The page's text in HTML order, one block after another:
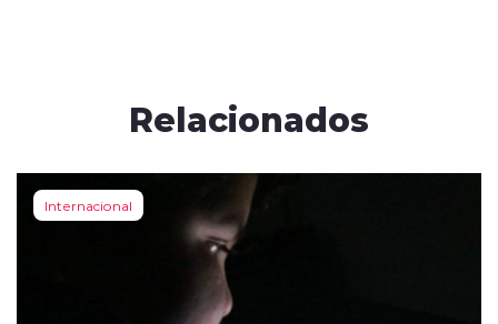
Relacionados
Internacional